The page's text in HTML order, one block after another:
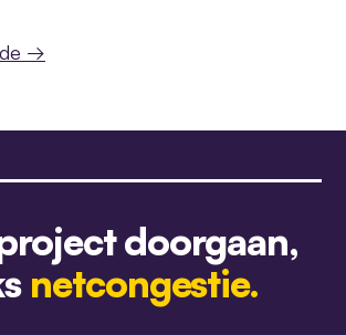
→
doorgaan,
netcongestie.